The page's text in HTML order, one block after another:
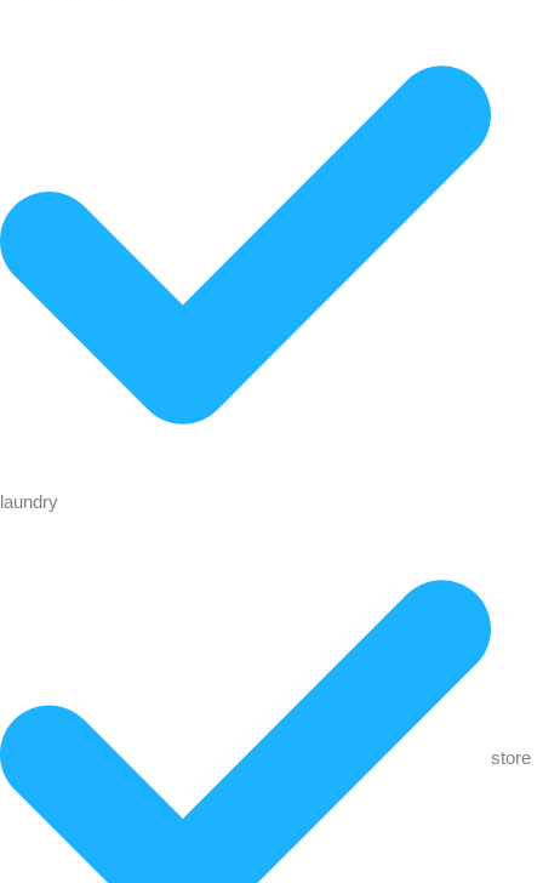
laundry
store